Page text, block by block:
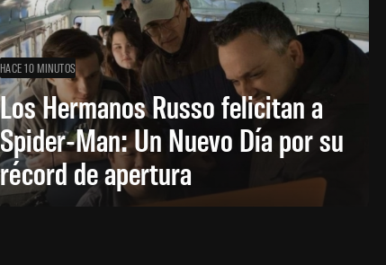
HACE 10 MINUTOS
Los Hermanos Russo felicitan a
Spider-Man: Un Nuevo Día por su
récord de apertura